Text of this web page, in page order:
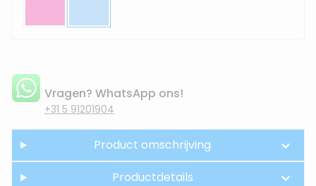
Vragen? WhatsApp ons!
+31 5 91201904
Product omschrijving
Productdetails